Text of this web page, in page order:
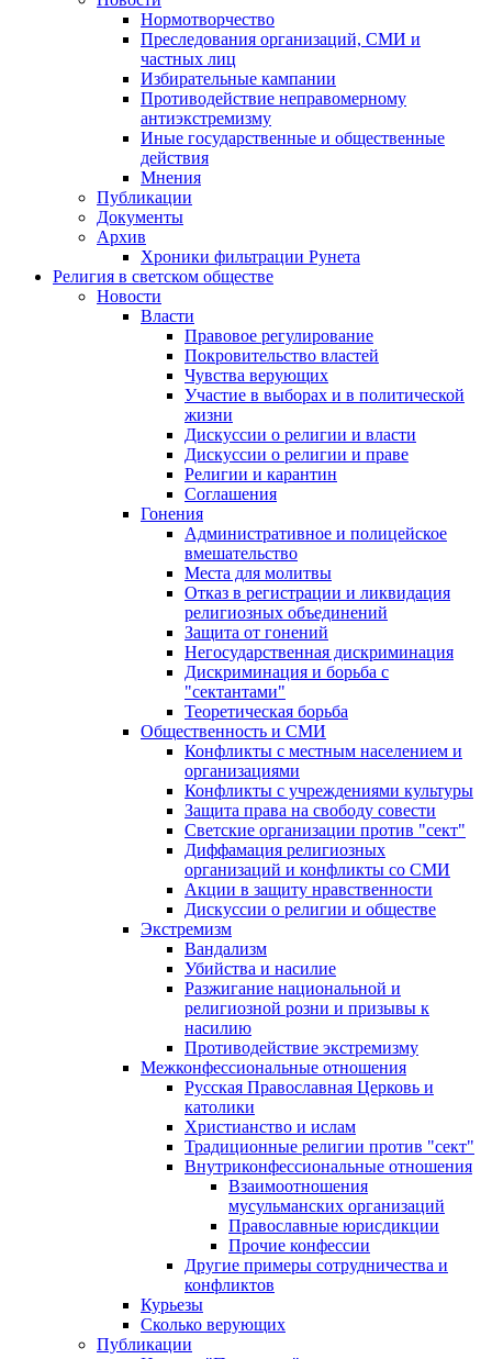
Нормотворчество
Преследования организаций, СМИ и
частных лиц
Избирательные кампании
Противодействие неправомерному
антиэкстремизму
Иные государственные и общественные
действия
Мнения
Публикации
Документы
Архив
Хроники фильтрации Рунета
Религия в светском обществе
Новости
Власти
Правовое регулирование
Покровительство властей
Чувства верующих
Участие в выборах и в политической
жизни
Дискуссии о религии и власти
Дискуссии о религии и праве
Религии и карантин
Соглашения
Гонения
Административное и полицейское
вмешательство
Места для молитвы
Отказ в регистрации и ликвидация
религиозных объединений
Защита от гонений
Негосударственная дискриминация
Дискриминация и борьба с
"сектантами"
Теоретическая борьба
Общественность и СМИ
Конфликты с местным населением и
организациями
Конфликты с учреждениями культуры
Защита права на свободу совести
Светские организации против "сект"
Диффамация религиозных
организаций и конфликты со СМИ
Акции в защиту нравственности
Дискуссии о религии и обществе
Экстремизм
Вандализм
Убийства и насилие
Разжигание национальной и
религиозной розни и призывы к
насилию
Противодействие экстремизму
Межконфессиональные отношения
Русская Православная Церковь и
католики
Христианство и ислам
Традиционные религии против "сект"
Внутриконфессиональные отношения
Взаимоотношения
мусульманских организаций
Православные юрисдикции
Прочие конфессии
Другие примеры сотрудничества и
конфликтов
Курьезы
Сколько верующих
Публикации